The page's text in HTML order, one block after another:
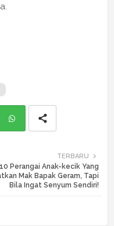
ats
TERBARU
10 Perangai Anak-kecik Yang
Mak Bapak Geram, Tapi
Bila Ingat Senyum Sendiri!